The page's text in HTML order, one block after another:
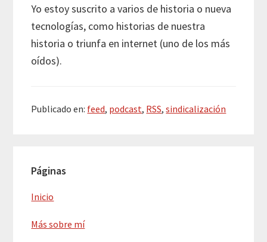
Yo estoy suscrito a varios de historia o nueva
tecnologías, como historias de nuestra
historia o triunfa en internet (uno de los más
oídos).
Publicado en: feed, podcast, RSS,sindicalización
lateral
principal
Páginas
Inicio
Más sobre mí